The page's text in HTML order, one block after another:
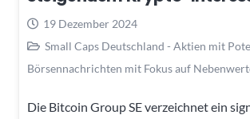
19 Dezember 2024
Small Caps Deutschland - Aktien mit
Börsennachrichten mit Fokus auf
Die Bitcoin Group SE verzeichnet ein